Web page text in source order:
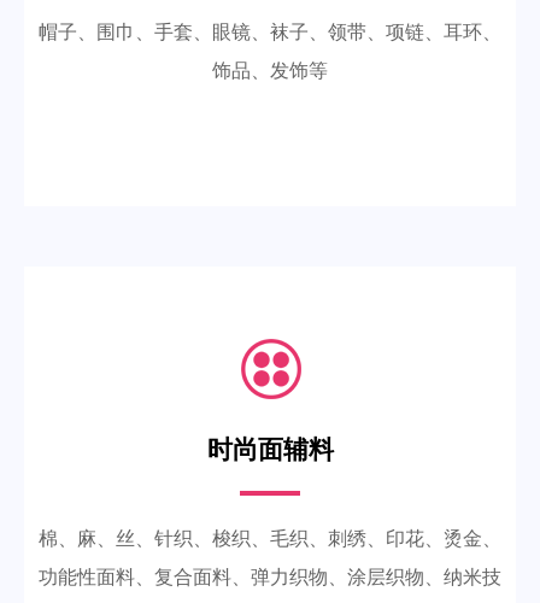
帽子、围巾、手套、眼镜、袜子、领带、项链、耳环、
饰品、发饰等
时尚面辅料
棉、麻、丝、针织、梭织、毛织、刺绣、印花、烫金、
功能性面料、复合面料、弹力织物、涂层织物、纳米技